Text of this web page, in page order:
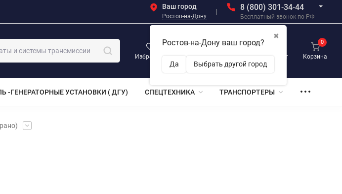
Ваш город
Ростов-на-Дону
✖
Ростов-на-Дону ваш город?
Да Выбрать другой город
8 (800) 301-34-44
Бесплатный звонок по РФ
Избранное
0
Личный кабинет Корзина
0
-ГЕНЕРАТОРНЫЕ УСТАНОВКИ ( ДГУ) СПЕЦТЕХНИКА ТРАНСПОРТЕРЫ